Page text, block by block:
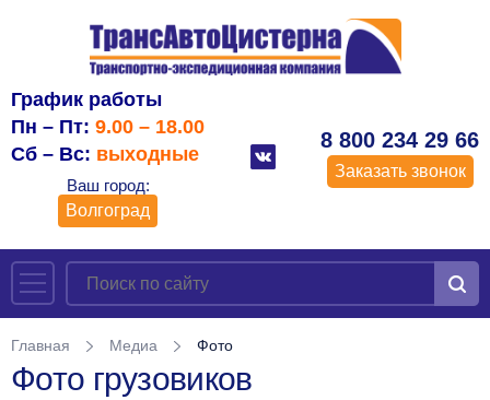
График работы
Пн – Пт: 9.00 – 18.00
Сб – Вс: выходные
Ваш город:
Волгоград
8 800 234 29 66
Заказать звонок
Главная Медиа Фото
Фото грузовиков